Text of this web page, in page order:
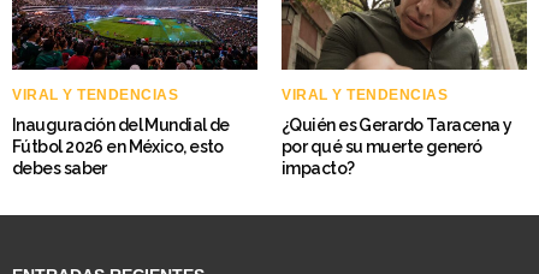
VIRAL Y TENDENCIAS
Inauguración del Mundial de
Fútbol 2026 en México, esto
debes saber
VIRAL Y TENDENCIAS
¿Quién es Gerardo Taracena y
por qué su muerte generó
impacto?